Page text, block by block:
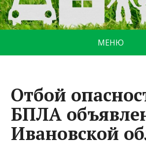
МЕНЮ
Отбой
БПЛА
Ивановской